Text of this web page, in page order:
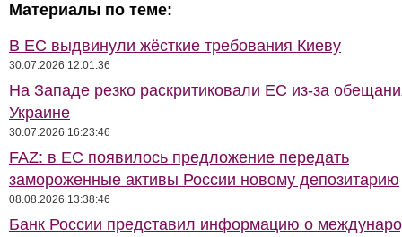
Материалы по теме:
В ЕС выдвинули жёсткие требования Киеву
30.07.2026 12:01:36
На Западе резко раскритиковали ЕС из-за
Украине
30.07.2026 16:23:46
FAZ: в ЕС появилось предложение передать
замороженные активы России новому депозитарию
08.08.2026 13:38:46
Банк России представил информацию о